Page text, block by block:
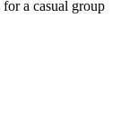
a casual group